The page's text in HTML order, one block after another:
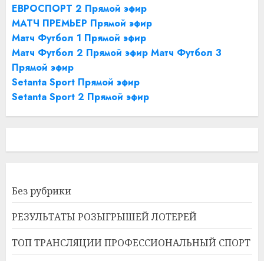
ЕВРОСПОРТ 2 Прямой эфир
МАТЧ ПРЕМЬЕР Прямой эфир
Матч Футбол 1 Прямой эфир
Матч Футбол 2 Прямой эфир Матч Футбол 3
Прямой эфир
Setanta Sport Прямой эфир
Setanta Sport 2 Прямой эфир
Без рубрики
РЕЗУЛЬТАТЫ РОЗЫГРЫШЕЙ ЛОТЕРЕЙ
ТОП ТРАНСЛЯЦИИ ПРОФЕССИОНАЛЬНЫЙ СПОРТ